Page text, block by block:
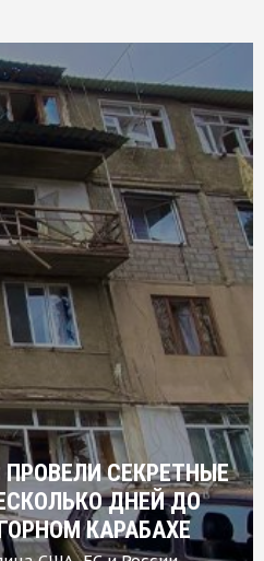
СЕКРЕТНЫЕ
ДНЕЙ ДО
КАРАБАХЕ